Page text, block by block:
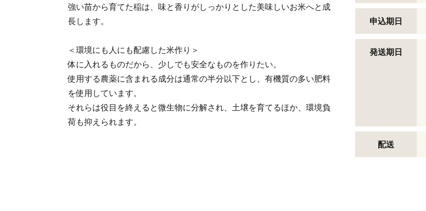
強い苗から育てた稲は、味と香りがしっかりとした美味しいお米へと成
長します。
＜環境にも人にも配慮した米作り＞
体に入れるものだから、少しでも安全なものを作りたい。
使用する農薬に含まれる成分は通常の半分以下とし、有機質の多い肥料
を使用しています。
それらは役目を終えると微生物に分解され、土壌を育てるほか、環境負
荷も抑えられます。
申込期日
発送期日
配送